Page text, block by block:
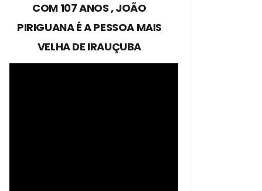
COM 107 ANOS , JOÃO
PIRIGUANA É A PESSOA MAIS
VELHA DE IRAUÇUBA